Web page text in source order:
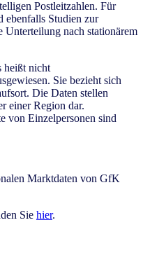
Postleitzahlen. Für
ebenfalls Studien zur
Unterteilung nach stationärem
heißt nicht
Sie bezieht sich
Die Daten stellen
einer Region dar.
von Einzelpersonen sind
Marktdaten von GfK
Sie hier.